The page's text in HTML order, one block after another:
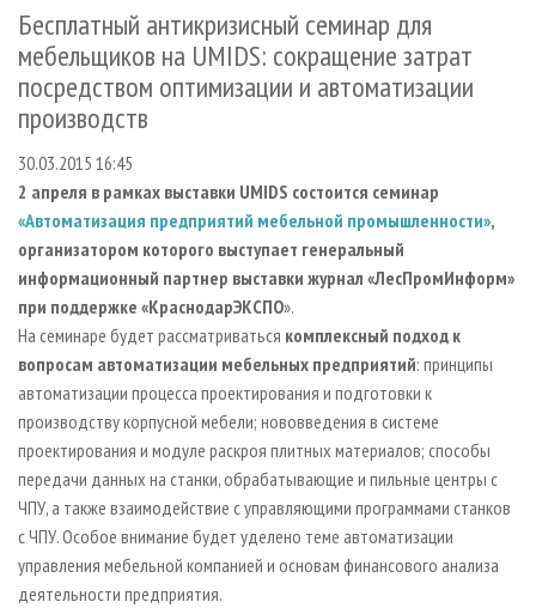
ЛЕСОПИЛЕНИЕ
ДЕРЕВООБРАБОТКА
СУШКА ДРЕВЕСИНЫ
ПРОИЗВОДСТВО ДРЕВЕСНЫХ ПЛИТ
ДЕРЕВЯННОЕ ДОМОСТРОЕНИЕ
ПРОИЗВОДСТВО МЕБЕЛИ
БИОЭНЕРГЕТИКА
ЦБП
ИНСТРУМЕНТ И МАТЕРИАЛЫ
НОВОСТИ ЖУРНАЛА
НОВОСТИ КОМПАНИЙ
ПРЕДПРИЯТИЯ ЛПК
ЛЕСНЫЕ РЕГИОНЫ РОССИИ
ПЕРСОНЫ
МОБИЛЬНЫЕ ВЫСТАВКИ
ОФИЦИАЛЬНЫЕ ДЕЛЕГАЦИИ
ПРИОРИТЕТНЫЕ ИНВЕСТПРОЕКТЫ
RUSSIAN FORESTRY REVIEW
ГАЗЕТА ЛЕСПРОМФОРУМ
БИБЛИОТЕКА СПЕЦИАЛИСТА
АРХИВ ЖУРНАЛОВ
СТАТЬИ
О ЖУРНАЛЕ
ПОДПИСКА
КОНТАКТЫ
РЕКЛАМОДАТЕЛЯМ
РЕКЛАМА
РЕКЛАМА НА САЙТЕ
Бесплатный антикризисный семинар для
мебельщиков на UMIDS: сокращение затрат
посредством оптимизации и автоматизации
производств
30.03.2015 16:45
2 апреля в рамках выставки UMIDS состоится семинар
«Автоматизация предприятий мебельной промышленности»,
организатором которого выступает генеральный
информационный партнер выставки журнал «ЛесПромИнформ»
при поддержке «КраснодарЭКСПО».
На семинаре будет рассматриваться комплексный подход к
вопросам автоматизации мебельных предприятий: принципы
автоматизации процесса проектирования и подготовки к
производству корпусной мебели; нововведения в системе
проектирования и модуле раскроя плитных материалов; способы
передачи данных на станки, обрабатывающие и пильные центры с
ЧПУ, а также взаимодействие с управляющими программами станков
с ЧПУ. Особое внимание будет уделено теме автоматизации
управления мебельной компанией и основам финансового анализа
деятельности предприятия.